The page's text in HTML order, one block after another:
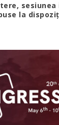
sesiunea
la